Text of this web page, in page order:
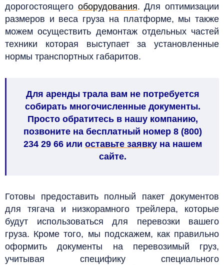
дорогостоящего оборудования. Для оптимизации
размеров и веса груза на платформе, мы также
можем осуществить демонтаж отдельных частей
техники которая выступает за установленные
нормы транспортных габаритов.
Для аренды трала вам не потребуется
собирать многочисленные документы.
Просто обратитесь в нашу компанию,
позвоните на бесплатный номер 8 (800)
234 29 66 или оставьте заявку на нашем
сайте.
Готовы предоставить полный пакет документов
для тягача и низкорамного трейлера, которые
будут использоваться для перевозки вашего
груза. Кроме того, мы подскажем, как правильно
оформить документы на перевозимый груз,
учитывая специфику специального